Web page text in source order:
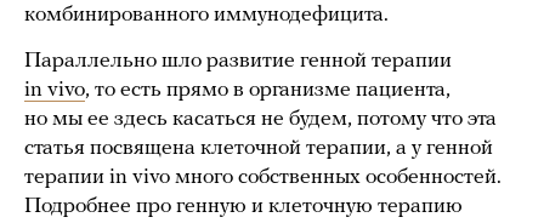
комбинированного иммунодефицита.
Параллельно шло развитие генной терапии
in vivo, то есть прямо в организме пациента,
но мы ее здесь касаться не будем, потому что эта
статья посвящена клеточной терапии, а у генной
терапии in vivo много собственных особенностей.
Подробнее про генную и клеточную терапию